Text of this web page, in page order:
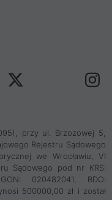
przy ul. Brzozowej 5,
Rejestru Sądowego
we Wrocławiu, VI
Sądowego pod nr KRS:
020482041, BDO:
500000,00 zł i został